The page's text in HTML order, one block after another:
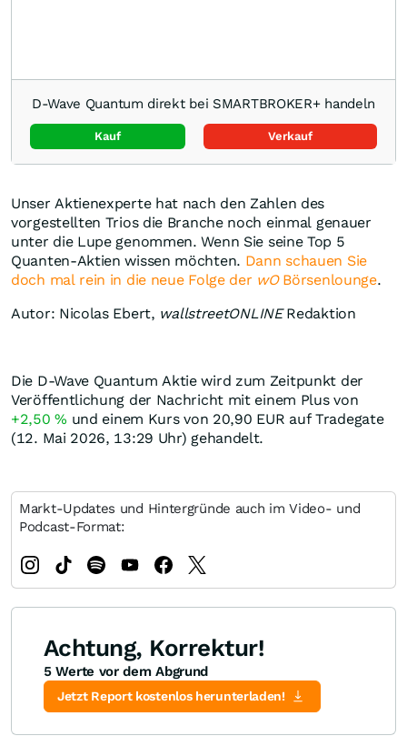
D-Wave Quantum direkt bei SMARTBROKER+ handeln
Kauf Verkauf
Unser Aktienexperte hat nach den Zahlen des
vorgestellten Trios die Branche noch einmal genauer
unter die Lupe genommen. Wenn Sie seine Top 5
Quanten-Aktien wissen möchten. Dann schauen Sie
doch mal rein in die neue Folge der wOBörsenlounge.
Autor: Nicolas Ebert, wallstreetONLINERedaktion
Die D-Wave Quantum Aktie wird zum Zeitpunkt der
Veröffentlichung der Nachricht mit einem Plus von
+2,50% und einem Kurs von 20,90 EUR auf Tradegate
(12. Mai 2026, 13:29 Uhr) gehandelt.
Markt-Updates und Hintergründe auch im Video- und
Podcast-Format:
Achtung, Korrektur!
5 Werte vor dem Abgrund
Jetzt Report kostenlos herunterladen!